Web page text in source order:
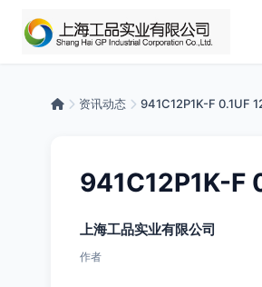
资讯动态 941C12P1K-F 0.1UF
941C12P1K-F
上海工品实业有限公司
作者